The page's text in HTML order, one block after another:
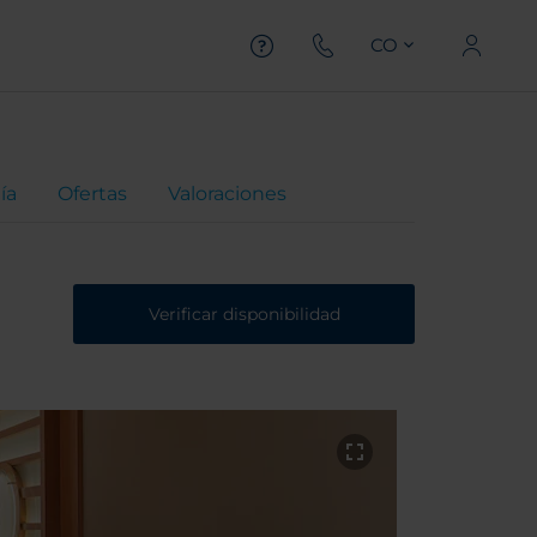
CO
Ofertas Valoraciones
Verificar disponibilidad